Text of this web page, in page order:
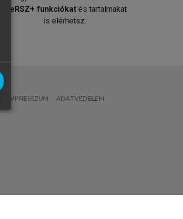
MeRSZ+ funkciókat és tartalmakat
is elérhetsz.
IMPRESSZUM ADATVÉDELEM